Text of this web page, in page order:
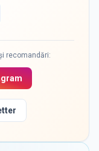
recomandări: